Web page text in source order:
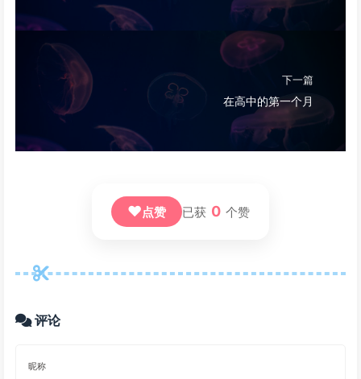
下一篇
在高中的第一个月
❤点赞 已获 0 个赞
评论